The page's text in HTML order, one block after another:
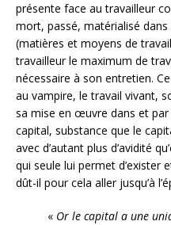
présente face au travailleur
mort, passé, matérialisé
(matières et moyens de
travailleur le maximum de
nécessaire à son entretien.
au vampire, le travail vivant,
sa mise en œuvre dans et par
capital, substance que le
avec d’autant plus d’avidité
qui seule lui permet d’exister
dût-il pour cela aller jusqu’à
« Or le capital a une